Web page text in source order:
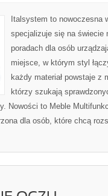
Italsystem to nowoczesna
specjalizuje się na świecie
poradach dla osób
miejsce, w którym styl
każdy materiał powstaje z
którzy szukają
Nowości to Meble
dla osób, które chcą